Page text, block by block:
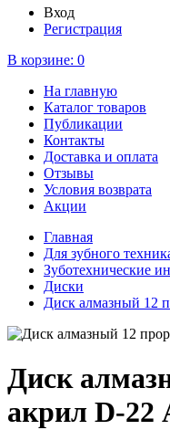
Вход
Регистрация
В корзине: 0
На главную
Каталог товаров
Публикации
Контакты
Доставка и оплата
Отзывы
Условия возврата
Акции
Главная
Для зубного
Зуботехнические
Диски
Диск алмазный 12
Диск
акрил D-22